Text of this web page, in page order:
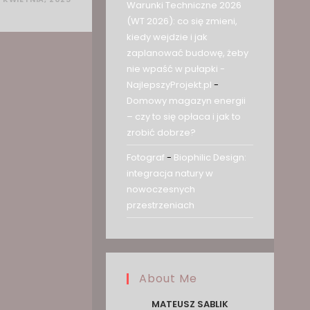
Warunki Techniczne 2026
(WT 2026): co się zmieni,
kiedy wejdzie i jak
zaplanować budowę, żeby
nie wpaść w pułapki -
NajlepszyProjekt.pl -
Domowy magazyn energii
– czy to się opłaca i jak to
zrobić dobrze?
Fotograf - Biophilic Design:
integracja natury w
nowoczesnych
przestrzeniach
About Me
MATEUSZ SABLIK